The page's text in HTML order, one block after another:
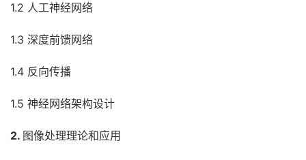
1.2 人工神经网络
1.3 深度前馈网络
1.4 反向传播
1.5 神经网络架构设计
2. 图像处理理论和应用